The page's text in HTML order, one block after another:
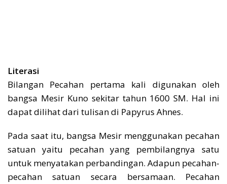
Literasi
Bilangan Pecahan pertama kali digunakan oleh
bangsa Mesir Kuno sekitar tahun 1600 SM. Hal ini
dapat dilihat dari tulisan di Papyrus Ahnes.
Pada saat itu, bangsa Mesir menggunakan pecahan
satuan yaitu pecahan yang pembilangnya satu
untuk menyatakan perbandingan. Adapun pecahan-
pecahan satuan secara bersamaan. Pecahan